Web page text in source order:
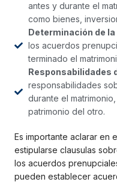
antes y durante el
como bienes,
Determinación de
los acuerdos
terminado el
Responsabilidades
responsabilidades
durante el
patrimonio del otro.
Es importante aclarar en
estipularse clausulas
los acuerdos
pueden establecer